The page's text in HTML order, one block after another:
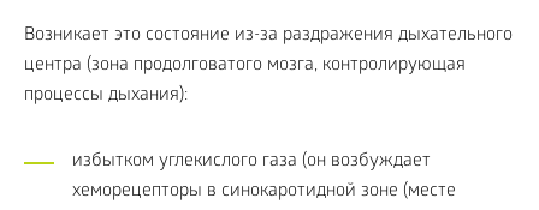
Возникает это состояние из-за раздражения дыхательного
центра (зона продолговатого мозга, контролирующая
процессы дыхания):
избытком углекислого газа (он возбуждает
хеморецепторы в синокаротидной зоне (месте